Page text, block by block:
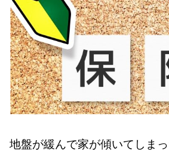
地盤が緩んで家が傾いてしま